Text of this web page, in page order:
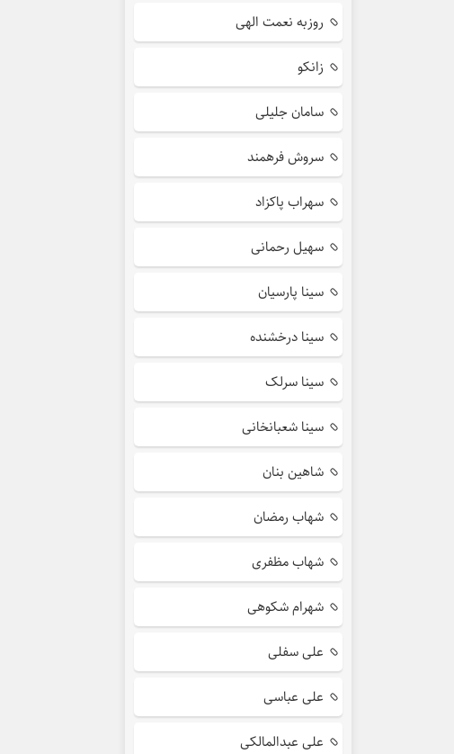
روزبه نعمت الهی
زانکو
سامان جلیلی
سروش فرهمند
سهراب پاکزاد
سهیل رحمانی
سینا پارسیان
سینا درخشنده
سینا سرلک
سینا شعبانخانی
شاهین بنان
شهاب رمضان
شهاب مظفری
شهرام شکوهی
علی سفلی
علی عباسی
علی عبدالمالکی